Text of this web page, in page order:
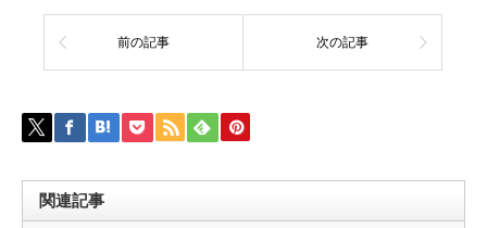
前の記事 次の記事
関連記事